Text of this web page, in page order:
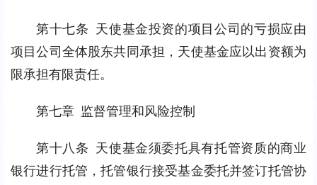
第十七条 天使基金投资的项目公司的亏损应由
项目公司全体股东共同承担，天使基金应以出资额为
限承担有限责任。
第七章 监督管理和风险控制
第十八条 天使基金须委托具有托管资质的商业
银行进行托管，托管银行接受基金委托并签订托管协